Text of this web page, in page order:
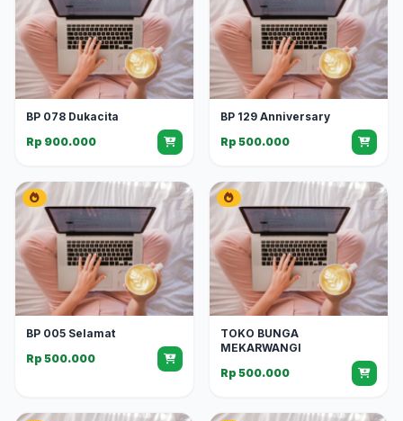
BP 078 Dukacita
Rp 900.000
BP 129 Anniversary
Rp 500.000
BP 005 Selamat
Rp 500.000
TOKO BUNGA
MEKARWANGI
Rp 500.000